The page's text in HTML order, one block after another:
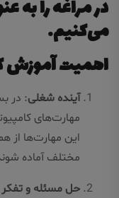
در مراغه را به
می‌کنیم.
اهمیت آموزش
آینده شغلی: در
مهارت‌های
این مهارت‌ها از
مختلف آماده
حل مسئله و